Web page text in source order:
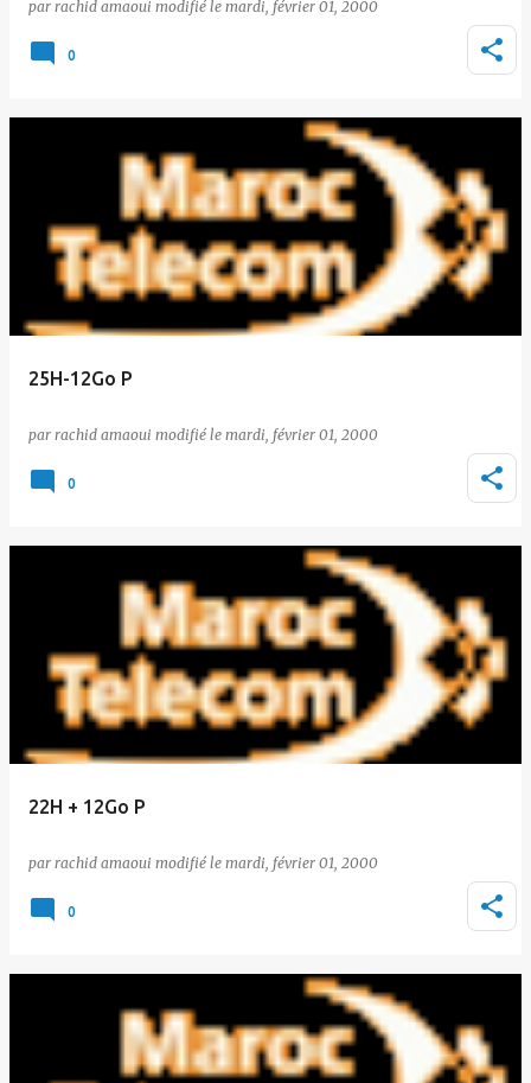
par rachid amaoui le mardi, février 01, 2000
0
25H-12Go P
par rachid amaoui le mardi, février 01, 2000
0
22H + 12Go P
par rachid amaoui le mardi, février 01, 2000
0